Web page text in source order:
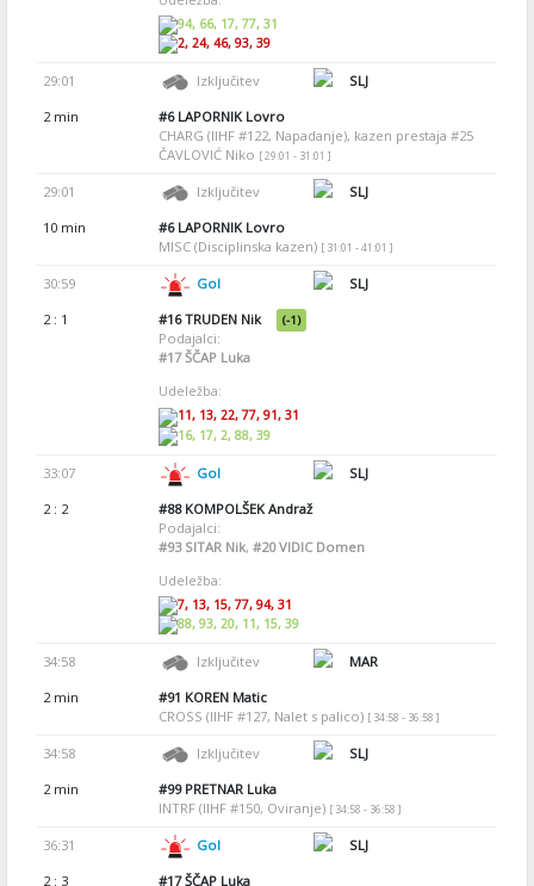
94, 66, 17, 77, 31
2, 24, 46, 93, 39
29:01 Izključitev
SLJ
2 min
#6LAPORNIK Lovro
CHARG (IIHF #122, Napadanje), kazen prestaja #25
ČAVLOVIĆ Niko [ 29:01 - 31:01 ]
29:01 Izključitev
SLJ
10 min
#6LAPORNIK Lovro
MISC (Disciplinska kazen) [ 31:01 - 41:01 ]
30:59 Gol
SLJ
2 : 1
#16TRUDEN Nik (-1)
Podajalci:
#17ŠČAP Luka
Udeležba:
11, 13, 22, 77, 91, 31
16, 17, 2, 88, 39
33:07 Gol
SLJ
2 : 2
#88KOMPOLŠEK Andraž
Podajalci:
#93SITAR Nik, #20VIDIC Domen
Udeležba:
7, 13, 15, 77, 94, 31
88, 93, 20, 11, 15, 39
34:58 Izključitev
MAR
2 min
#91 KOREN Matic
CROSS (IIHF #127, Nalet s palico) [ 34:58 - 36:58 ]
34:58 Izključitev
SLJ
2 min
#99PRETNAR Luka
INTRF (IIHF #150, Oviranje) [ 34:58 - 36:58 ]
36:31 Gol
SLJ
2 : 3
#17ŠČAP Luka